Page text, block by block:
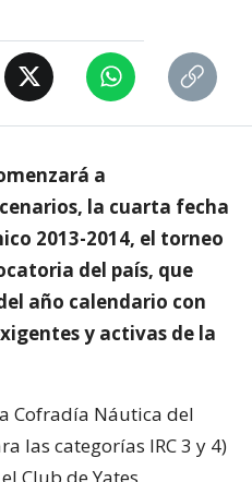
a
la cuarta fecha
2013-2014, el torneo
del país, que
año calendario con
y activas de la
Cofradía Náutica del
las categorías IRC 3 y 4)
Club de Yates